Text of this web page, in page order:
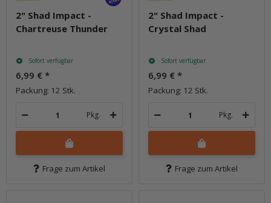
2" Shad Impact -
Chartreuse Thunder
Sofort verfügbar
6,99 € *
Packung: 12 Stk.
Pkg.
Frage zum Artikel
2" Shad Impact -
Crystal Shad
Sofort verfügbar
6,99 € *
Packung: 12 Stk.
Pkg.
Frage zum Artikel